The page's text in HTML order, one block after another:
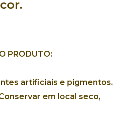
PRODUTO:
artificiais e pigmentos.
em local seco,